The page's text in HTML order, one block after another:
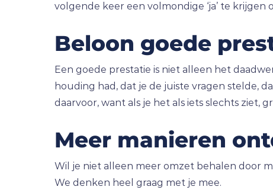
volgende keer een volmondige ‘ja’ te
Beloon goede
Een goede prestatie is niet alleen het
houding had, dat je de juiste vragen stelde,
daarvoor, want als je het als iets slechts ziet,
Meer manieren
Wil je niet alleen meer omzet behalen door
We denken heel graag met je mee.